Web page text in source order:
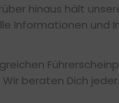
hinaus hält
Informationen und
Wir beraten Dich